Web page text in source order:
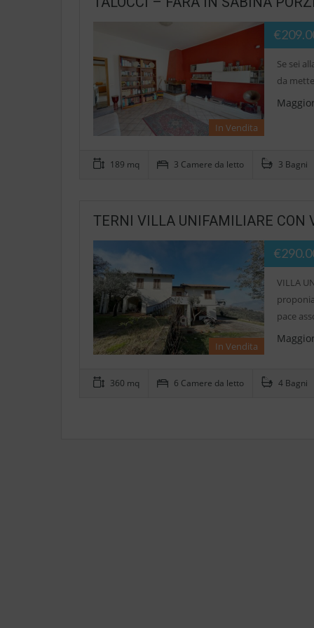
In Vendita
Se sei
da
189 mq 3 Camere da letto 3 Bagni
TERNI VILLA UNIFAMILIARE CON
In Vendita
VILLA
pace
360 mq 6 Camere da letto 4 Bagni